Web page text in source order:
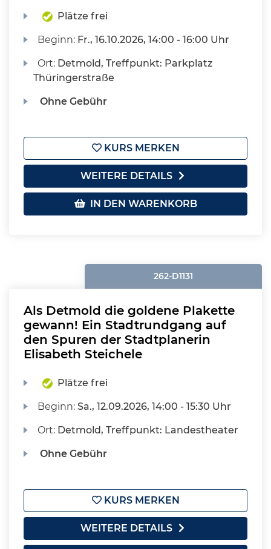
Plätze frei
Beginn: Fr., 16.10.2026, 14:00 - 16:00 Uhr
Ort: Detmold, Treffpunkt: Parkplatz
Thüringerstraße
Ohne Gebühr
KURS MERKEN
WEITERE DETAILS
IN DEN WARENKORB
262-D1131
Als Detmold die goldene Plakette
gewann! Ein Stadtrundgang auf
den Spuren der Stadtplanerin
Elisabeth Steichele
Plätze frei
Beginn:Sa., 12.09.2026, 14:00 - 15:30 Uhr
Ort: Detmold, Treffpunkt: Landestheater
Ohne Gebühr
KURS MERKEN
WEITERE DETAILS